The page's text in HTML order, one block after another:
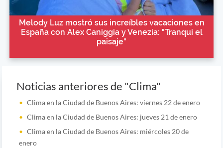
Melody Luz mostró sus increíbles vacaciones en
España con Alex Caniggia y Venezia: "Tranqui el
paisaje"
Noticias anteriores de "Clima"
Clima en la Ciudad de Buenos Aires: viernes 22 de enero
Clima en la Ciudad de Buenos Aires: jueves 21 de enero
Clima en la Ciudad de Buenos Aires: miércoles 20 de
enero